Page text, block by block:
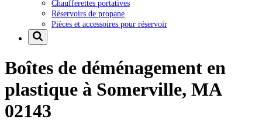
Chaufferettes portatives
Réservoirs de propane
Pièces et accessoires pour réservoir
Boîtes de déménagement en
plastique à Somerville, MA
02143